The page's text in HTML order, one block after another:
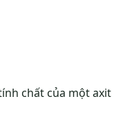
chất của một axit